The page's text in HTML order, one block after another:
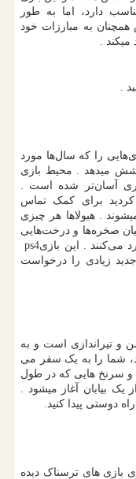
دارد، اما به طور
به مبارزات خود
میکند .
.
را که سال‌ها مورد
میدهد . محیط بازی
آسان‌تر شده است .
برای کمک تماس
. هیولاها هر چیزی
صخره‌ها و درخت‌هایی
می‌کنند . این بازیps4
جدید زیادی را درخواست
و تیراندازی است و به
شما را به یک سفر می
و سرنخ هایی که در طول
یک بیابان آغاز میشود .
دوستی پیدا کنید.
بازی های ترسناک دیده